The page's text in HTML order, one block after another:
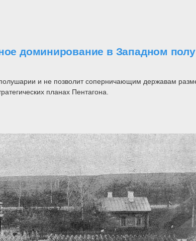
доминирование в Западном
и не позволит соперничающим державам
планах Пентагона.